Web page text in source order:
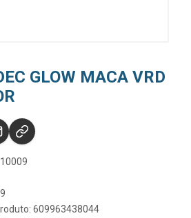
GLOW MACA VRD
609963438044